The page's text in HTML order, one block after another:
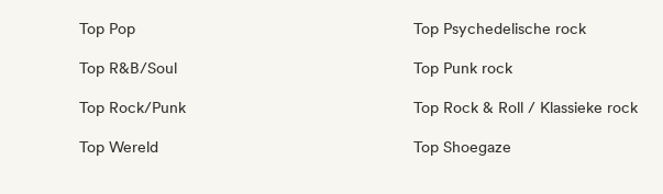
Top Pop
Top R&B/Soul
Top Rock/Punk
Top Wereld
Top Psychedelische rock
Top Punk rock
Top Rock & Roll / Klassieke rock
Top Shoegaze